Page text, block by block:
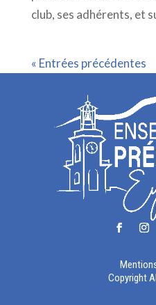
club, ses adhérents, et
« Entrées précédentes
Copyright